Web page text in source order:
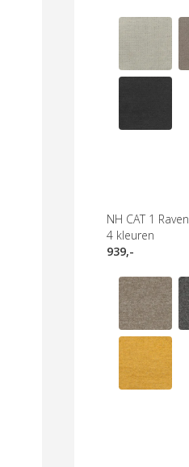
NH CAT 1 Raven
4 kleuren
939,-